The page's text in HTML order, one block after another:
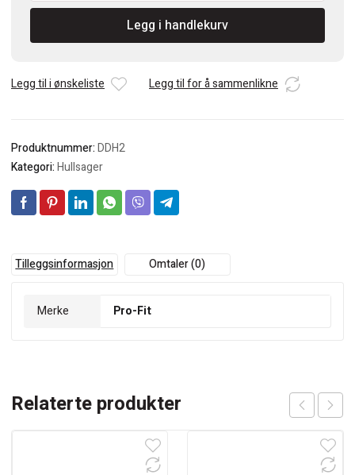
HSS
Senterbor
Legg i handlekurv
Legg til i ønskeliste Legg til for å sammenlikne
Produktnummer:DDH2
Kategori:Hullsager
Tilleggsinformasjon Omtaler (0)
Merke Pro-Fit
Relaterte produkter